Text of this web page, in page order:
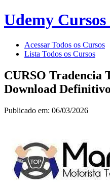
Udemy
Acessar Todos os Cursos
Lista Todos os Cursos
CURSO Tradencia
Download Definitivo
Publicado em: 06/03/2026